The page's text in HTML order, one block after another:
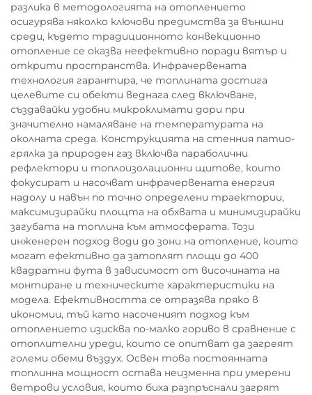
разлика в методологията на отоплението
осигурява няколко ключови предимства за външни
среди, където традиционното конвекционно
отопление се оказва неефективно поради вятър и
открити пространства. Инфрачервената
технология гарантира, че топлината достига
целевите си обекти веднага след включване,
създавайки удобни микроклимати дори при
значително намаляване на температурата на
околната среда. Конструкцията на стенния патио-
грялка за природен газ включва параболични
рефлектори и топлоизолационни щитове, които
фокусират и насочват инфрачервената енергия
надолу и навън по точно определени траектории,
максимизирайки площта на обхвата и минимизирайки
загубата на топлина към атмосферата. Този
инженерен подход води до зони на отопление, които
могат ефективно да затоплят площи до 400
квадратни фута в зависимост от височината на
монтиране и техническите характеристики на
модела. Ефективността се отразява пряко в
икономии, тъй като насоченият подход към
отоплението изисква по-малко гориво в сравнение с
отоплителни уреди, които се опитват да загреят
големи обеми въздух. Освен това постоянната
топлинна мощност остава неизменна при умерени
ветрови условия, които биха разпръснали загрят